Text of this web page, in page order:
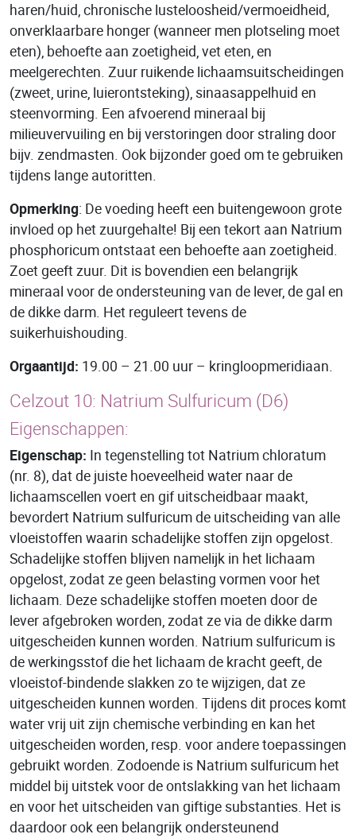
haren/huid, chronische lusteloosheid/vermoeidheid,
onverklaarbare honger (wanneer men plotseling moet
eten), behoefte aan zoetigheid, vet eten, en
meelgerechten. Zuur ruikende lichaamsuitscheidingen
(zweet, urine, luierontsteking), sinaasappelhuid en
steenvorming. Een afvoerend mineraal bij
milieuvervuiling en bij verstoringen door straling door
bijv. zendmasten. Ook bijzonder goed om te gebruiken
tijdens lange autoritten.
Opmerking: De voeding heeft een buitengewoon grote
invloed op het zuurgehalte! Bij een tekort aan Natrium
phosphoricum ontstaat een behoefte aan zoetigheid.
Zoet geeft zuur. Dit is bovendien een belangrijk
mineraal voor de ondersteuning van de lever, de gal en
de dikke darm. Het reguleert tevens de
suikerhuishouding.
Orgaantijd: 19.00 – 21.00 uur – kringloopmeridiaan.
Celzout 10: Natrium Sulfuricum (D6)
Eigenschappen:
Eigenschap: In tegenstelling tot Natrium chloratum
(nr. 8), dat de juiste hoeveelheid water naar de
lichaamscellen voert en gif uitscheidbaar maakt,
bevordert Natrium sulfuricum de uitscheiding van alle
vloeistoffen waarin schadelijke stoffen zijn opgelost.
Schadelijke stoffen blijven namelijk in het lichaam
opgelost, zodat ze geen belasting vormen voor het
lichaam. Deze schadelijke stoffen moeten door de
lever afgebroken worden, zodat ze via de dikke darm
uitgescheiden kunnen worden. Natrium sulfuricum is
de werkingsstof die het lichaam de kracht geeft, de
vloeistof-bindende slakken zo te wijzigen, dat ze
uitgescheiden kunnen worden. Tijdens dit proces komt
water vrij uit zijn chemische verbinding en kan het
uitgescheiden worden, resp. voor andere toepassingen
gebruikt worden. Zodoende is Natrium sulfuricum het
middel bij uitstek voor de ontslakking van het lichaam
en voor het uitscheiden van giftige substanties. Het is
daardoor ook een belangrijk ondersteunend